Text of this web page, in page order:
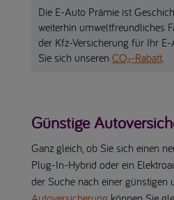
Die E-Auto Prämie ist
weiterhin umweltfreundliches
der Kfz-Versicherung für Ihr
Sie sich unseren CO₂-Rabatt.
Günstige
Ganz gleich, ob Sie sich einen
Plug-In-Hybrid oder ein
der Suche nach einer günstigen